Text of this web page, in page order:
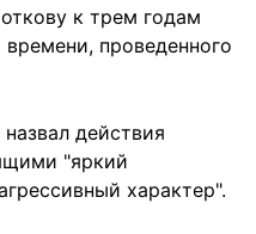
к трем годам
проведенного
действия
"яркий
характер".